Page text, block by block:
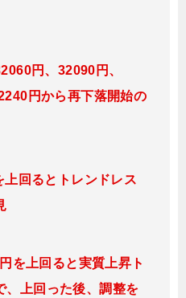
円、32090円、
円から再下落開始の
回るとトレンドレス
を上回ると実質上昇ト
、上回った後、調整を